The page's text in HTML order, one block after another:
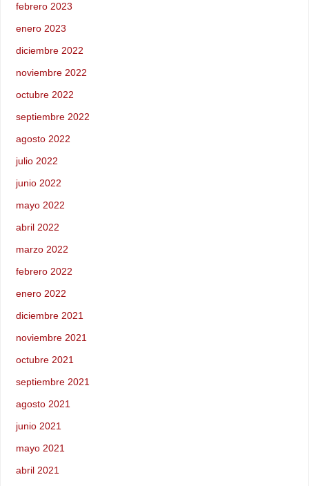
febrero 2023
enero 2023
diciembre 2022
noviembre 2022
octubre 2022
septiembre 2022
agosto 2022
julio 2022
junio 2022
mayo 2022
abril 2022
marzo 2022
febrero 2022
enero 2022
diciembre 2021
noviembre 2021
octubre 2021
septiembre 2021
agosto 2021
junio 2021
mayo 2021
abril 2021